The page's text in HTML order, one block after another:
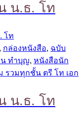
น.ธ. โท
, กล่องหนังสือ, ฉบับ
ทำบุญ, หนังสือนัก
รวมทุกชั้น ตรี โท เอก
น.ธ. โท